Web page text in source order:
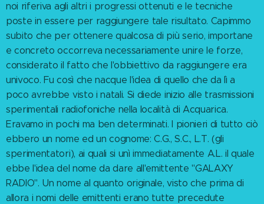
noi riferiva agli altri i progressi ottenuti e le tecniche
poste in essere per raggiungere tale risultato. Capimmo
subito che per ottenere qualcosa di più serio, importane
e concreto occorreva necessariamente unire le forze,
considerato il fatto che l'obbiettivo da raggiungere era
univoco. Fu così che nacque l'idea di quello che da lì a
poco avrebbe visto i natali. Si diede inizio alle trasmissioni
sperimentali radiofoniche nella località di Acquarica.
Eravamo in pochi ma ben determinati. I pionieri di tutto ciò
ebbero un nome ed un cognome: C.G., S.C., L.T. (gli
sperimentatori), ai quali si unì immediatamente A.L. il quale
ebbe l'idea del nome da dare all'emittente "GALAXY
RADIO". Un nome al quanto originale, visto che prima di
allora i nomi delle emittenti erano tutte precedute